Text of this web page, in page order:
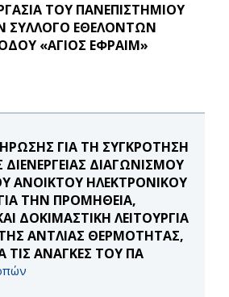
ΤΟΥ ΠΑΝΕΠΙΣΤΗΜΙΟΥ
ΣΥΛΛΟΓΟ ΕΘΕΛΟΝΤΩΝ
«ΑΓΙΟΣ ΕΦΡΑΙΜ»
ΓΙΑ ΤΗ ΣΥΓΚΡΟΤΗΣΗ
ΔΙΑΓΩΝΙΣΜΟΥ
ΑΝΟΙΚΤΟΥ ΗΛΕΚΤΡΟΝΙΚΟΥ
ΤΗΝ ΠΡΟΜΗΘΕΙΑ,
ΔΟΚΙΜΑΣΤΙΚΗ ΛΕΙΤΟΥΡΓΙΑ
ΑΝΤΛΙΑΣ ΘΕΡΜΟΤΗΤΑΣ,
ΤΙΣ ΑΝΑΓΚΕΣ ΤΟΥ ΠA